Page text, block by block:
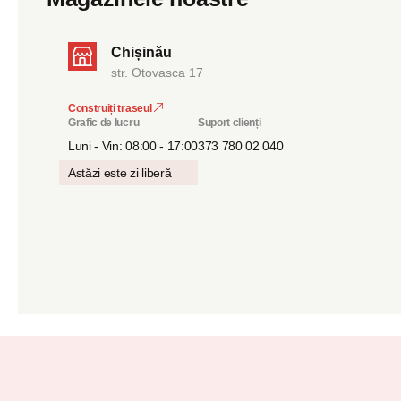
Chișinău
str. Otovasca 17
Construiți traseul
Grafic de lucru
Luni - Vin: 08:00 - 17:00
Astăzi este zi liberă
Suport clienți
373 780 02 040